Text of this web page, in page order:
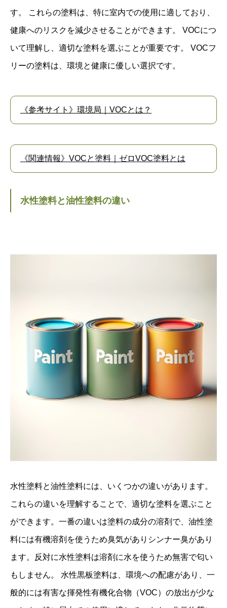
す。 これらの塗料は、特に室内での使用に適しており、
健康へのリスクを減少させることができます。 VOCにつ
いて理解し、適切な塗料を選ぶことが重要です。 VOCフ
リーの塗料は、環境と健康に優しい選択です。
《参考サイト》環境局｜VOCとは？
《関連情報》VOCと塗料｜ゼロVOC塗料とは
水性塗料と油性塗料の違い
水性塗料と油性塗料には、いくつかの違いがあります。
これらの違いを理解することで、適切な塗料を選ぶこと
ができます。一番の違いは塗料の成分の溶剤で、油性塗
料には有機溶剤を使うため臭気がありシンナー臭があり
ます。反対に水性塗料は溶剤に水を使うため無害で匂い
もしません。 水性黒板塗料は、環境への配慮があり、一
般的には有害な揮発性有機化合物（VOC）の放出が少な